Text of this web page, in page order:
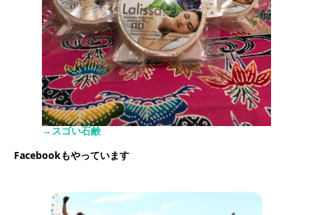
→スゴい石鹸
Facebookもやっています